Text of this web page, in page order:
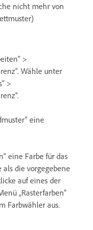
nicht mehr von
>
Wähle unter
>
eine
eine Farbe für das
als die vorgegebene
auf eines der
„Rasterfarben“
Farbwähler aus.